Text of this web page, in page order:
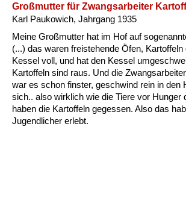
Kategorie
Frauen, Mütter,
Versorgung
Großmutter für Zwangsarbeiter
Karl Paukowich, Jahrgang 1935
Meine Großmutter hat im Hof auf
(...) das waren freistehende Öfen, Kartoffeln
Kessel voll, und hat den Kessel
Kartoffeln sind raus. Und die
war es schon finster, geschwind rein in den
sich.. also wirklich wie die Tiere vor Hunger
haben die Kartoffeln gegessen. Also das
Jugendlicher erlebt.